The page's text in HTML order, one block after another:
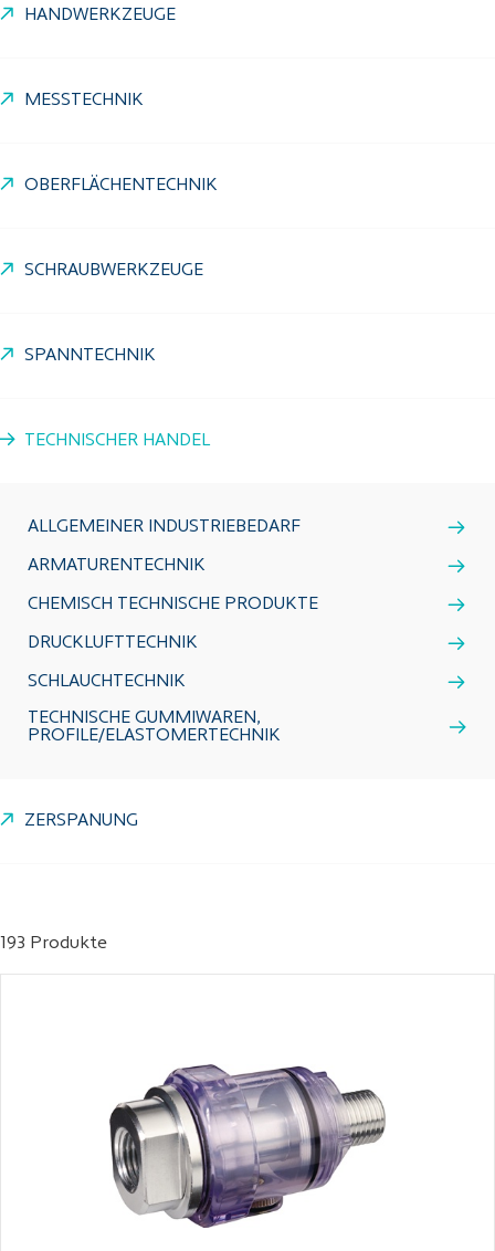
HANDWERKZEUGE
MESSTECHNIK
OBERFLÄCHENTECHNIK
SCHRAUBWERKZEUGE
SPANNTECHNIK
TECHNISCHER HANDEL
ALLGEMEINER INDUSTRIEBEDARF
ARMATURENTECHNIK
CHEMISCH TECHNISCHE PRODUKTE
DRUCKLUFTTECHNIK
SCHLAUCHTECHNIK
TECHNISCHE GUMMIWAREN,
PROFILE/ELASTOMERTECHNIK
ZERSPANUNG
193 Produkte